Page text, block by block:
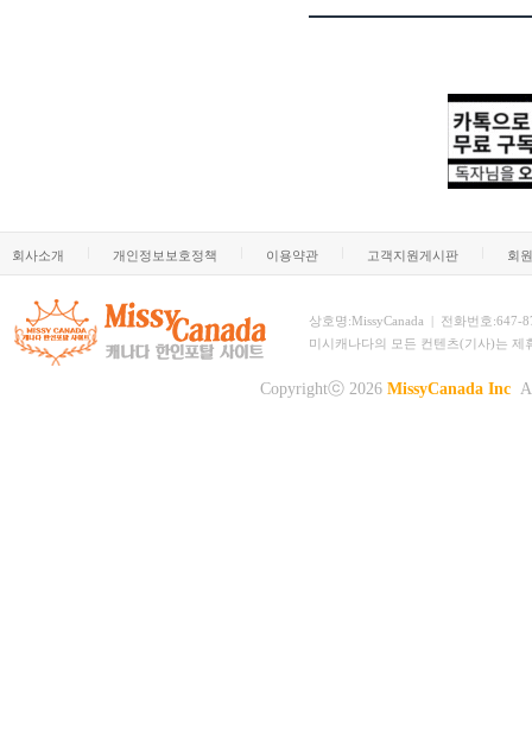
회사소개 개인정보보호정책 이용약관 고객지원게시판 회
상호명:MissyCanada | 전화번호:647-
미시캐나다의 모든 컨텐츠(기사)는
Copyrightⓒ 2026 MissyCanada Inc